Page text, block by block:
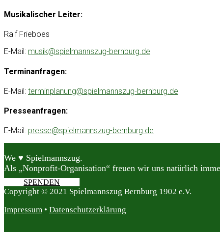
Musikalischer Leiter:
Ralf Frieboes
E-Mail: musik@spielmannszug-bernburg.de
Terminanfragen:
E-Mail: terminplanung@spielmannszug-bernburg.de
Presseanfragen:
E-Mail: presse@spielmannszug-bernburg.de
We ♥ Spielmannszug.
Als „Nonprofit-Organisation“ freuen wir uns natürlich
SPENDEN
Copyright © 2021 Spielmannszug Bernburg 1902 e.V.
Impressum • Datenschutzerklärung